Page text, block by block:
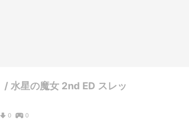
/ 水星の魔女 2nd ED スレッ
0 0